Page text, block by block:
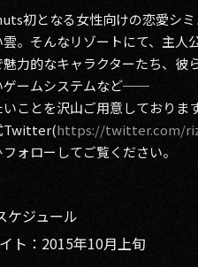
初となる女性向けの恋愛シ
。そんなリゾートにて、主人
力的なキャラクターたち、彼
ゲームシステムなど──
ことを沢山ご用意しておりま
Twitter(https://twitter.com/
ォローしてご覧ください。
ジュール
ト：2015年10月上旬